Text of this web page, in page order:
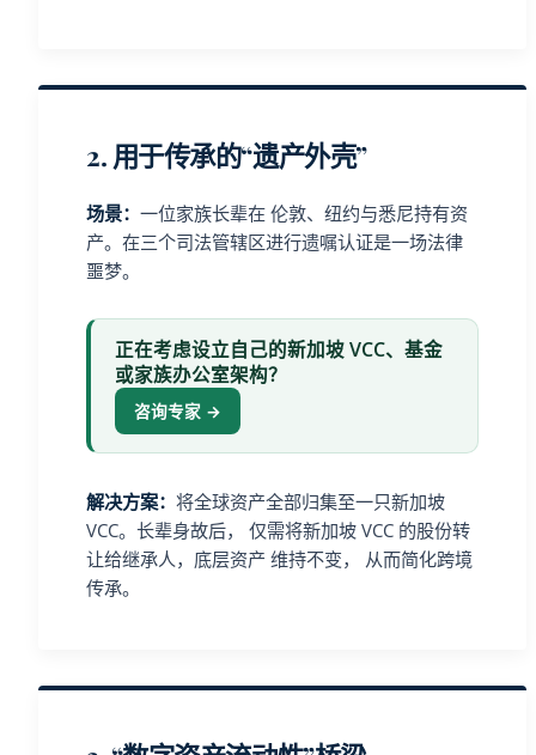
2. 用于传承的“遗产外壳”
场景： 一位家族长辈在 伦敦、纽约与悉尼持有资
产。在三个司法管辖区进行遗嘱认证是一场法律
噩梦。
正在考虑设立自己的新加坡 VCC、基金
或家族办公室架构？
咨询专家 →
解决方案： 将全球资产全部归集至一只新加坡
VCC。长辈身故后， 仅需将新加坡 VCC 的股份转
让给继承人，底层资产 维持不变， 从而简化跨境
传承。